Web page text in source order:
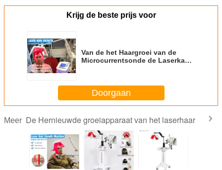
Krijg de beste prijs voor
Van de het Haargroei van de
Microcurrentsonde de Laserkam,
Doorgaan
Meer De Hernieuwde groeiapparaat van het laserhaar